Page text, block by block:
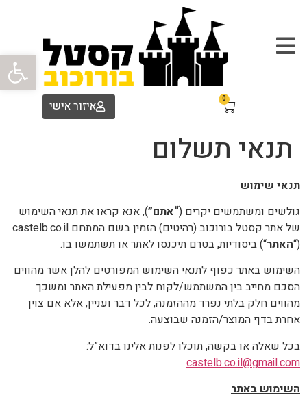
פתח
0
איזור אישי
תנאי תשלום
תנאי שימוש
גולשים ומשתמשים יקרים (“אתם”), אנא קראו את תנאי השימוש
(“האתר“) ביסודיות, בטרם תיכנסו לאתר או תשתמשו בו.
השימוש באתר כפוף לתנאי השימוש המפורטים להלן אשר מהווים
הסכם מחייב בין המשתמש/לקוח לבין מפעילת האתר ומשכך
מהווים חלק בלתי נפרד מההזמנה, לכל דבר ועניין, אלא אם צוין
אחרת בדף המוצר/הזמנה שבוצעה.
בכל שאלה או בקשה, תוכלו לפנות אלינו בדוא”ל:
castelb.co.il@gmail.com
השימוש באתר